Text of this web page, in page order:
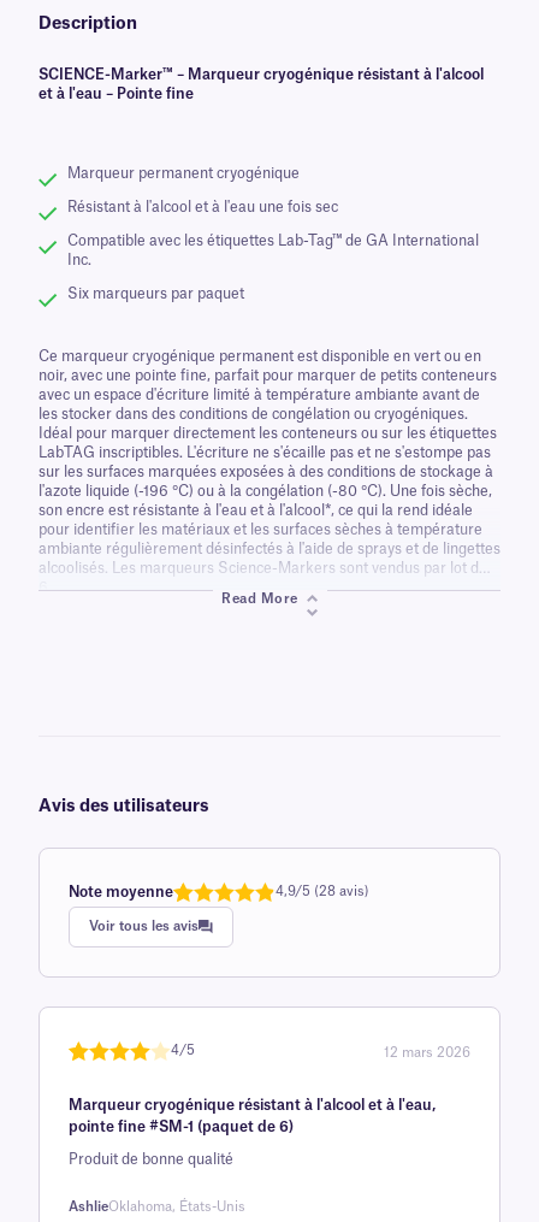
Description
SCIENCE-Marker™ – Marqueur cryogénique résistant à l'alcool
et à l'eau – Pointe fine
Marqueur permanent cryogénique
Résistant à l'alcool et à l'eau une fois sec
Compatible avec les étiquettes Lab-Tag™ de GA International
Inc.
Six marqueurs par paquet
Ce marqueur cryogénique permanent est disponible en vert ou en
noir, avec une pointe fine, parfait pour marquer de petits conteneurs
avec un espace d'écriture limité à température ambiante avant de
les stocker dans des conditions de congélation ou cryogéniques.
Idéal pour marquer directement les conteneurs ou sur les étiquettes
LabTAG inscriptibles. L'écriture ne s'écaille pas et ne s'estompe pas
sur les surfaces marquées exposées à des conditions de stockage à
l'azote liquide (-196 °C) ou à la congélation (-80 °C). Une fois sèche,
son encre est résistante à l'eau et à l'alcool*, ce qui la rend idéale
pour identifier les matériaux et les surfaces sèches à température
ambiante régulièrement désinfectés à l'aide de sprays et de lingettes
alcoolisés. Les marqueurs Science-Markers sont vendus par lot de
6.
*Résistant à l'alcool sur la plupart des surfaces. Des tests
Read More
Avis des utilisateurs
Note moyenne
Note
sur 5
basée sur
1
avis client
4,9/5 (28 avis)
Voir tous les avis
sur 5
basée
sur
4/5 12 mars 2026
Marqueur cryogénique résistant à l'alcool et à l'eau,
pointe fine #SM-1 (paquet de 6)
Produit de bonne qualité
AshlieOklahoma, États-Unis